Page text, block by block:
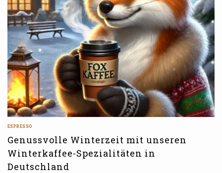
ESPRESSO
Genussvolle Winterzeit mit unseren
Winterkaffee-Spezialitäten in
Deutschland